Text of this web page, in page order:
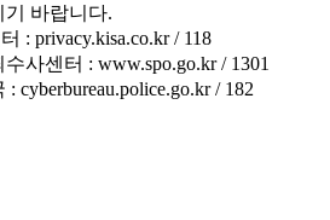
바랍니다.
: privacy.kisa.co.kr / 118
사센터 : www.spo.go.kr / 1301
cyberbureau.police.go.kr / 182